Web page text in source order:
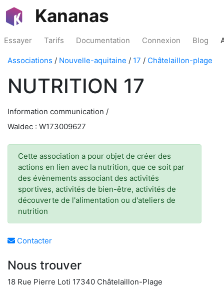
Kananas
Essayer Tarifs Documentation Connexion Blog
Associations / Nouvelle-aquitaine / 17 / Châtelaillon-plage
NUTRITION 17
Information communication /
Waldec : W173009627
Cette association a pour objet de créer des
actions en lien avec la nutrition, que ce soit par
des évènements associant des activités
sportives, activités de bien-être, activités de
découverte de l'alimentation ou d'ateliers de
nutrition
Contacter
Nous trouver
18 Rue Pierre Loti 17340 Châtelaillon-Plage